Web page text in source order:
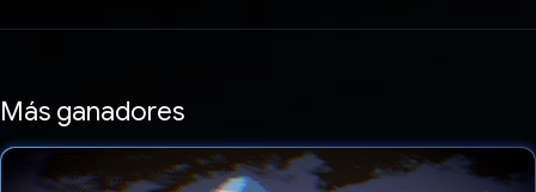
Más ganadores